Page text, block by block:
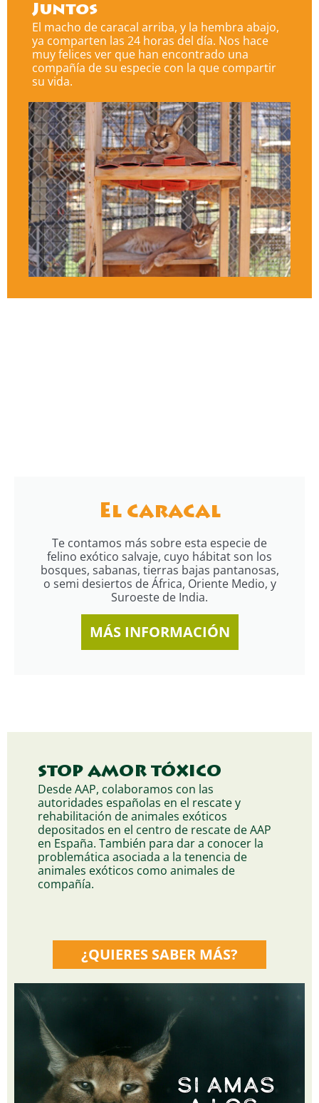
Juntos
El macho de caracal arriba, y la hembra abajo,
ya comparten las 24 horas del día. Nos hace
muy felices ver que han encontrado una
compañía de su especie con la que compartir
su vida.
El caracal
Te contamos más sobre esta especie de
felino exótico salvaje, cuyo hábitat son los
bosques, sabanas, tierras bajas pantanosas,
o semi desiertos de África, Oriente Medio, y
Suroeste de India.
MÁS INFORMACIÓN
STOP AMOR TÓXICO
Desde AAP, colaboramos con las
autoridades españolas en el rescate y
rehabilitación de animales exóticos
depositados en el centro de rescate de AAP
en España. También para dar a conocer la
problemática asociada a la tenencia de
animales exóticos como animales de
compañía.
¿QUIERES SABER MÁS?